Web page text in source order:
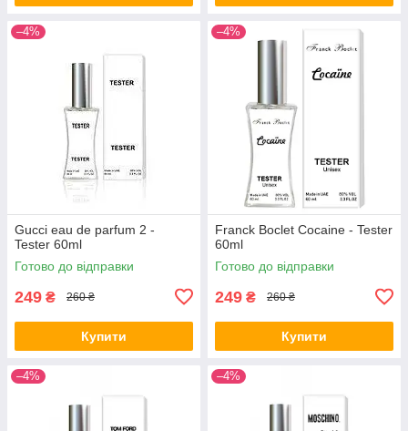
–4%
Gucci eau de parfum 2 -
Tester 60ml
Готово до відправки
249 ₴ 260 ₴
Купити
–4%
Franck Boclet Cocaine - Tester
60ml
Готово до відправки
249 ₴ 260 ₴
Купити
–4% –4%